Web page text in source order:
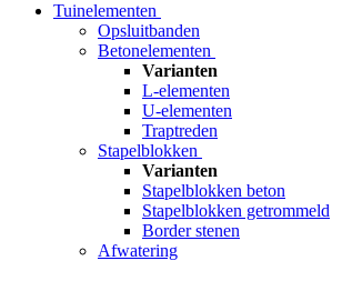
Tuinelementen
Opsluitbanden
Betonelementen
Varianten
L-elementen
U-elementen
Traptreden
Stapelblokken
Varianten
Stapelblokken beton
Stapelblokken getrommeld
Border stenen
Afwatering